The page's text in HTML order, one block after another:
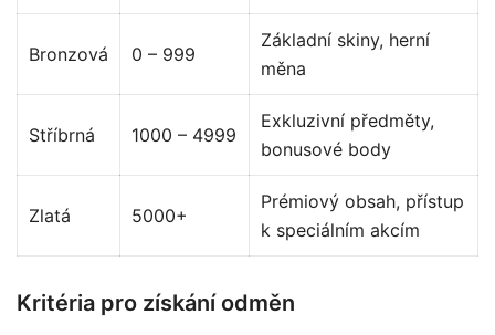
Bronzová 0 – 999
Základní skiny, herní
měna
Stříbrná 1000 – 4999
Exkluzivní předměty,
bonusové body
Zlatá 5000+
Prémiový obsah, přístup
k speciálním akcím
Kritéria pro získání odměn